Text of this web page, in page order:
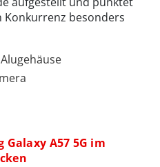
Konkurrenz besonders
Galaxy A57 5G im